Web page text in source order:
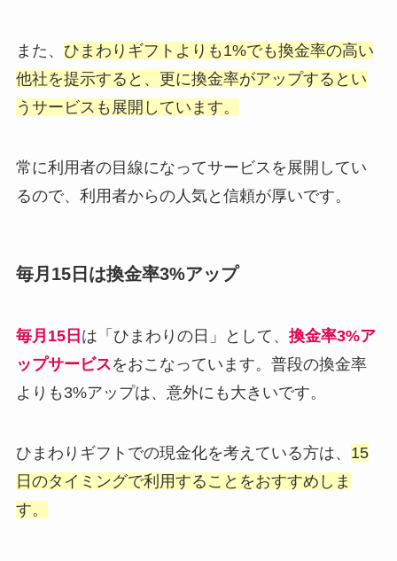
また、 ひまわりギフトよりも1%でも換金率の高い
他社を提示すると、更に換金率がアップするとい
うサービスも展開しています。
常に利用者の目線になってサービスを展開してい
るので、利用者からの人気と信頼が厚いです。
毎月15日は換金率3%アップ
毎月15日 は「ひまわりの日」として、 換金率3%ア
ップサービスをおこなっています。普段の換金率
よりも3%アップは、意外にも大きいです。
ひまわりギフトでの現金化を考えている方は、 15
日のタイミングで利用することをおすすめしま
す。